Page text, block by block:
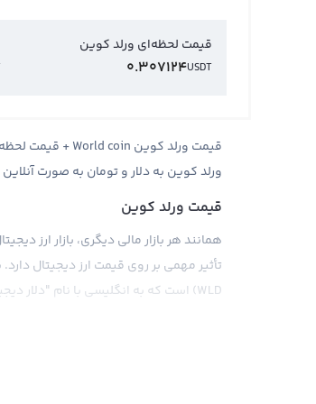
قیمت لحظه‌ای ورلد کوین
USDT
0.307124
ورلد کوین به دلار و تومان به صورت آنلاین
قیمت ورلد کوین
همانند هر بازار مالی دیگری، بازار ارز
تأثیر مهمی بر روی قیمت ارز دیجیتال دارد.
WLD) است که به انگلیسی با نام "دلار دیجیتال" شناخته می‌شود.
اضافی و بهبودهایی نسبت به بیت کوین